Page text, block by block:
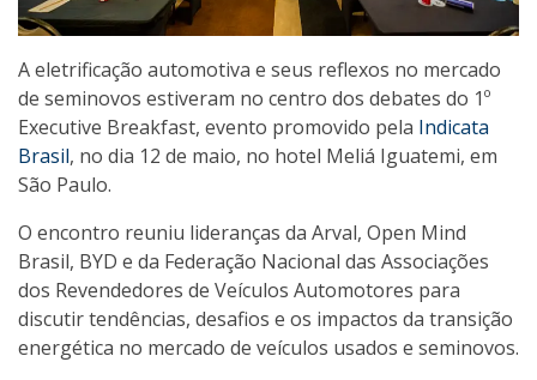
A eletrificação automotiva e seus reflexos no mercado
de seminovos estiveram no centro dos debates do 1º
Executive Breakfast, evento promovido pela Indicata
Brasil, no dia 12 de maio, no hotel Meliá Iguatemi, em
São Paulo.
O encontro reuniu lideranças da Arval, Open Mind
Brasil, BYD e da Federação Nacional das Associações
dos Revendedores de Veículos Automotores para
discutir tendências, desafios e os impactos da transição
energética no mercado de veículos usados e seminovos.